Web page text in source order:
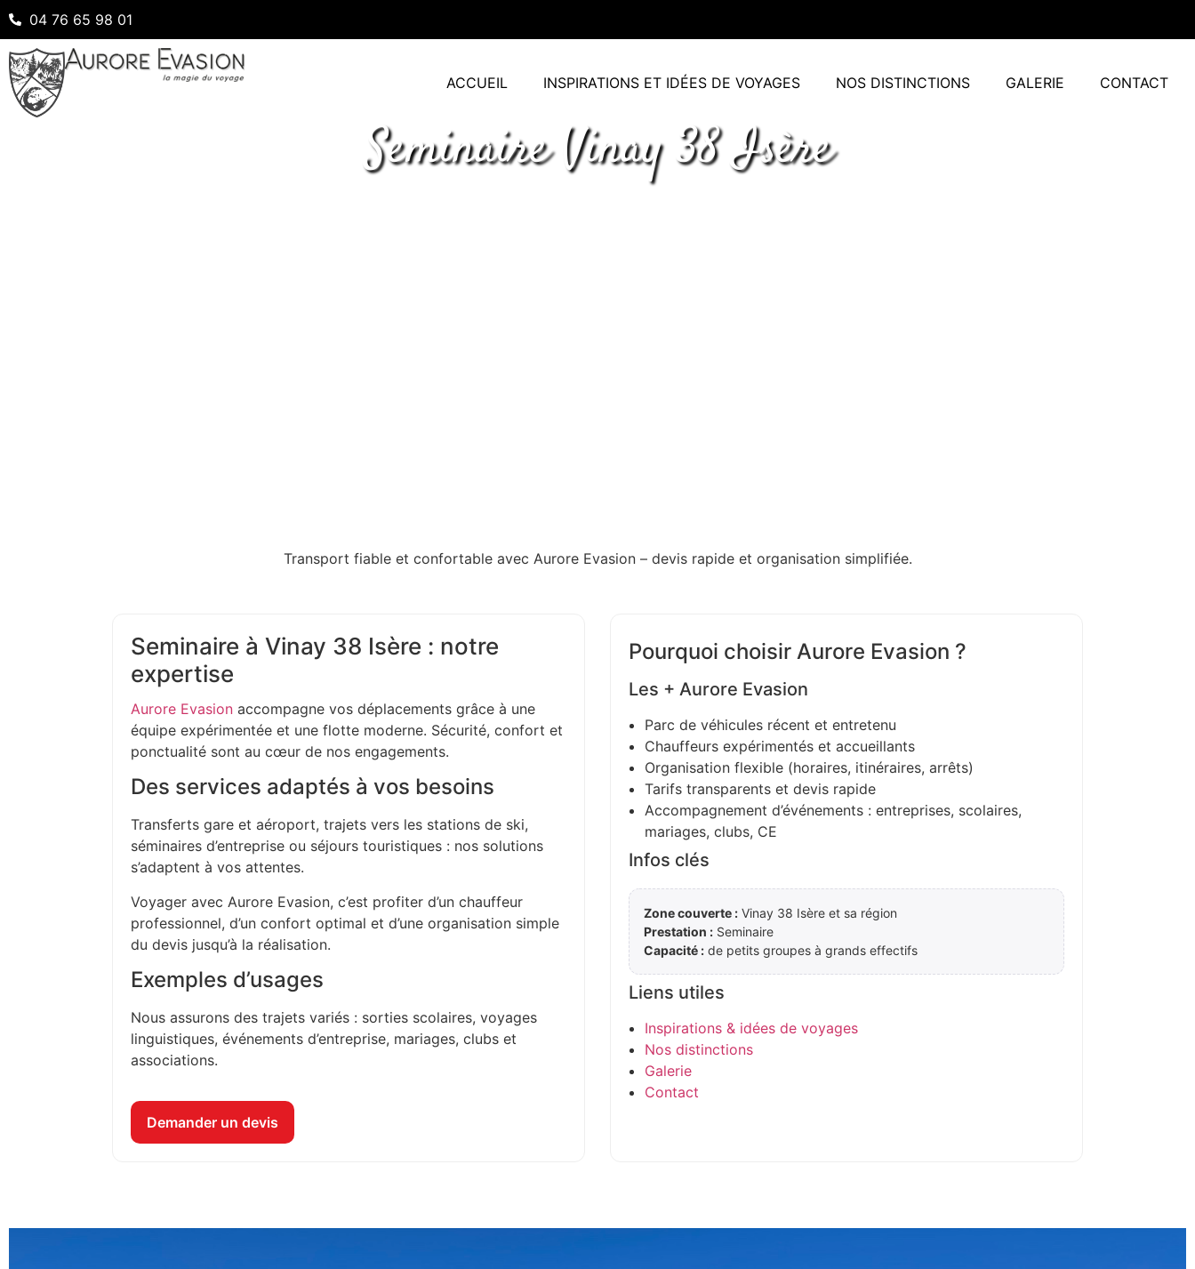
04 76 65 98 01
ACCUEIL INSPIRATIONS ET IDÉES DE VOYAGES NOS DISTINCTIONS GALERIE CONTACT
Seminaire Vinay 38 Isère
Transport fiable et confortable avec Aurore Evasion – devis rapide et organisation simplifiée.
Seminaire à Vinay 38 Isère : notre
expertise
Aurore Evasion accompagne vos déplacements grâce à une
équipe expérimentée et une flotte moderne. Sécurité, confort et
ponctualité sont au cœur de nos engagements.
Des services adaptés à vos besoins
Transferts gare et aéroport, trajets vers les stations de ski,
séminaires d’entreprise ou séjours touristiques : nos solutions
s’adaptent à vos attentes.
Voyager avec Aurore Evasion, c’est profiter d’un chauffeur
professionnel, d’un confort optimal et d’une organisation simple
du devis jusqu’à la réalisation.
Exemples d’usages
Nous assurons des trajets variés : sorties scolaires, voyages
linguistiques, événements d’entreprise, mariages, clubs et
associations.
Demander un devis
Pourquoi choisir Aurore Evasion ?
Les + Aurore Evasion
Parc de véhicules récent et entretenu
Chauffeurs expérimentés et accueillants
Organisation flexible (horaires, itinéraires, arrêts)
Tarifs transparents et devis rapide
Accompagnement d’événements : entreprises, scolaires,
mariages, clubs, CE
Infos clés
Zone couverte : Vinay 38 Isère et sa région
Prestation : Seminaire
Capacité : de petits groupes à grands effectifs
Liens utiles
Inspirations & idées de voyages
Nos distinctions
Galerie
Contact